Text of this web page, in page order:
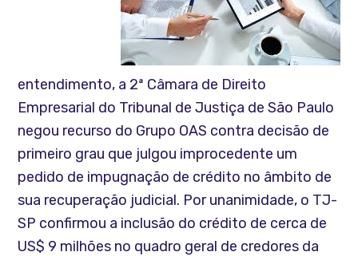
entendimento, a 2ª Câmara de Direito
Empresarial do Tribunal de Justiça de São Paulo
negou recurso do Grupo OAS contra decisão de
primeiro grau que julgou improcedente um
pedido de impugnação de crédito no âmbito de
sua recuperação judicial. Por unanimidade, o TJ-
SP confirmou a inclusão do crédito de cerca de
US$ 9 milhões no quadro geral de credores da